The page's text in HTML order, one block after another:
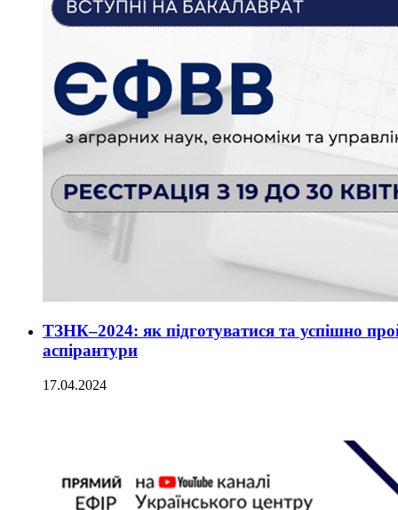
ТЗНК–2024: як підготуватися та успішно
аспірантури
17.04.2024